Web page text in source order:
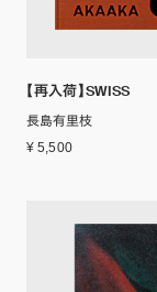
【再入荷】SWISS
長島有里枝
¥ 5,500